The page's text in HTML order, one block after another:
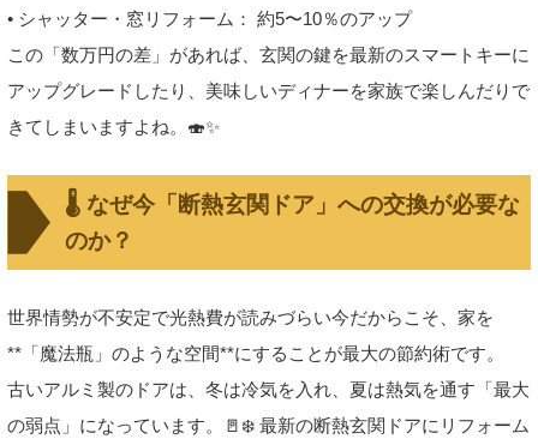
• シャッター・窓リフォーム： 約5〜10％のアップ
この「数万円の差」があれば、玄関の鍵を最新のスマートキーに
アップグレードしたり、美味しいディナーを家族で楽しんだりで
きてしまいますよね。🍣✨
🌡️ なぜ今「断熱玄関ドア」への交換が必要な
のか？
世界情勢が不安定で光熱費が読みづらい今だからこそ、家を
**「魔法瓶」のような空間**にすることが最大の節約術です。
古いアルミ製のドアは、冬は冷気を入れ、夏は熱気を通す「最大
の弱点」になっています。🚪❄️ 最新の断熱玄関ドアにリフォーム